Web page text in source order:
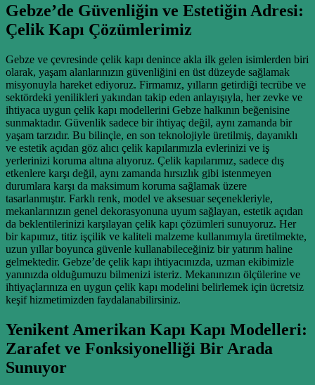
Gebze’de Güvenliğin ve Estetiğin Adresi:
Çelik Kapı Çözümlerimiz
Gebze ve çevresinde çelik kapı denince akla ilk gelen isimlerden biri
olarak, yaşam alanlarınızın güvenliğini en üst düzeyde sağlamak
misyonuyla hareket ediyoruz. Firmamız, yılların getirdiği tecrübe ve
sektördeki yenilikleri yakından takip eden anlayışıyla, her zevke ve
ihtiyaca uygun çelik kapı modellerini Gebze halkının beğenisine
sunmaktadır. Güvenlik sadece bir ihtiyaç değil, aynı zamanda bir
yaşam tarzıdır. Bu bilinçle, en son teknolojiyle üretilmiş, dayanıklı
ve estetik açıdan göz alıcı çelik kapılarımızla evlerinizi ve iş
yerlerinizi koruma altına alıyoruz. Çelik kapılarımız, sadece dış
etkenlere karşı değil, aynı zamanda hırsızlık gibi istenmeyen
durumlara karşı da maksimum koruma sağlamak üzere
tasarlanmıştır. Farklı renk, model ve aksesuar seçenekleriyle,
mekanlarınızın genel dekorasyonuna uyum sağlayan, estetik açıdan
da beklentilerinizi karşılayan çelik kapı çözümleri sunuyoruz. Her
bir kapımız, titiz işçilik ve kaliteli malzeme kullanımıyla üretilmekte,
uzun yıllar boyunca güvenle kullanabileceğiniz bir yatırım haline
gelmektedir. Gebze’de çelik kapı ihtiyacınızda, uzman ekibimizle
yanınızda olduğumuzu bilmenizi isteriz. Mekanınızın ölçülerine ve
ihtiyaçlarınıza en uygun çelik kapı modelini belirlemek için ücretsiz
keşif hizmetimizden faydalanabilirsiniz.
Yenikent Amerikan Kapı Kapı Modelleri:
Zarafet ve Fonksiyonelliği Bir Arada
Sunuyor